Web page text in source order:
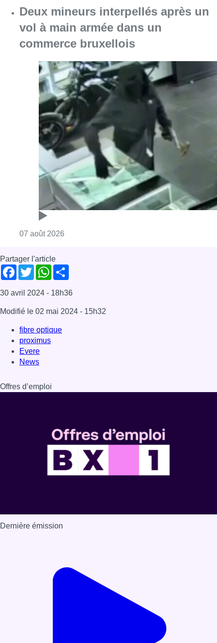
Deux mineurs interpellés après un
vol à main armée dans un
commerce bruxellois
07 août 2026
Partager l'article
Facebook
TwitterWhatsApp
30 avril 2024 - 18h36
Modifié le 02 mai 2024 - 15h32
fibre optique
proximus
Evere
News
Offres d’emploi
Dernière émission